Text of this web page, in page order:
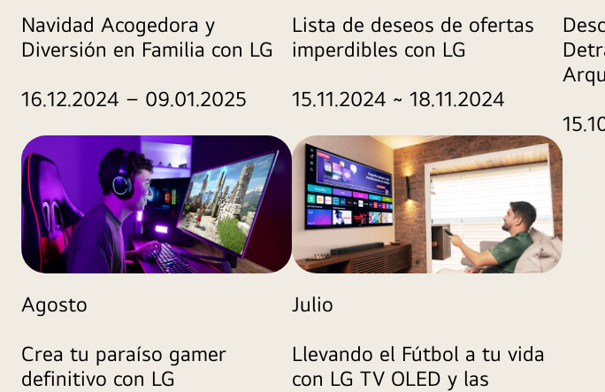
Navidad Acogedora y
Diversión en Familia con LG
16.12.2024 – 09.01.2025
Lista de deseos de ofertas
imperdibles con LG
15.11.2024 ~ 18.11.2024
Agosto
Crea tu paraíso gamer
definitivo con LG
Julio
Llevando el Fútbol a tu vida
con LG TV OLED y las